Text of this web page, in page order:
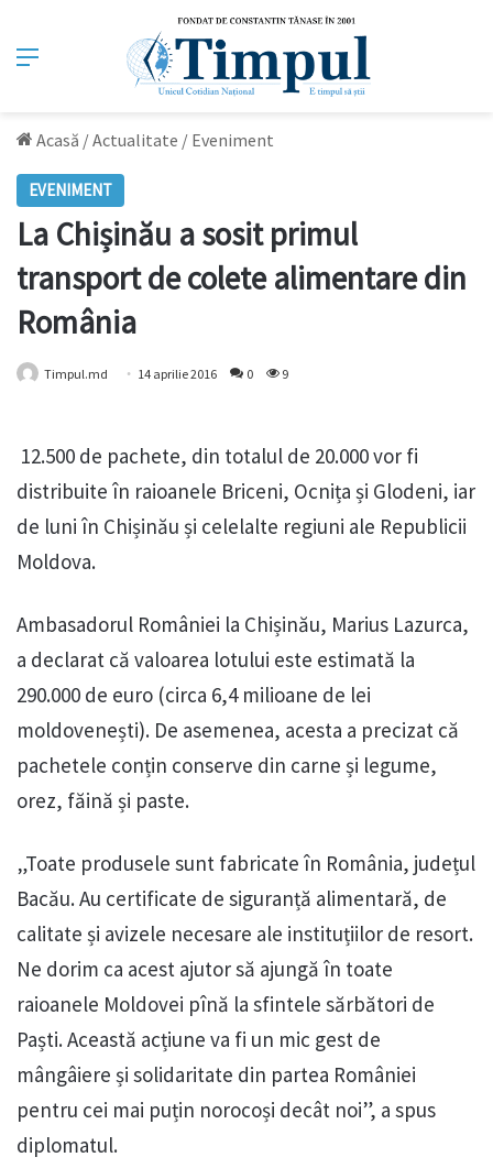
Meniu
Acasă /Actualitate / Eveniment
EVENIMENT
La Chișinău a sosit primul
transport de colete alimentare din
România
Timpul.md 14 aprilie 2016 0 9
12.500 de pachete, din totalul de 20.000 vor fi
distribuite în raioanele Briceni, Ocnița și Glodeni, iar
de luni în Chișinău și celelalte regiuni ale Republicii
Moldova.
Ambasadorul României la Chișinău, Marius Lazurca,
a declarat că valoarea lotului este estimată la
290.000 de euro (circa 6,4 milioane de lei
moldovenești). De asemenea, acesta a precizat că
pachetele conțin conserve din carne și legume,
orez, făină și paste.
„Toate produsele sunt fabricate în România, județul
Bacău. Au certificate de siguranță alimentară, de
calitate și avizele necesare ale instituțiilor de resort.
Ne dorim ca acest ajutor să ajungă în toate
raioanele Moldovei pînă la sfintele sărbători de
Paști. Această acțiune va fi un mic gest de
mângâiere și solidaritate din partea României
pentru cei mai puțin norocoși decât noi”, a spus
diplomatul.